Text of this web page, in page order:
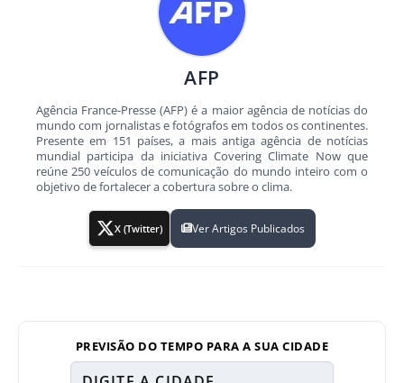
AFP
Agência France-Presse (AFP) é a maior agência de notícias do
mundo com jornalistas e fotógrafos em todos os continentes.
Presente em 151 países, a mais antiga agência de notícias
mundial participa da iniciativa Covering Climate Now que
reúne 250 veículos de comunicação do mundo inteiro com o
objetivo de fortalecer a cobertura sobre o clima.
X (Twitter) Ver Artigos Publicados
PREVISÃO DO TEMPO PARA A SUA CIDADE